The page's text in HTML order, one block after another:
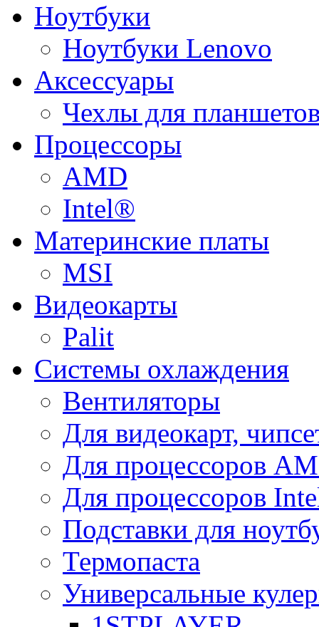
Ноутбуки
Ноутбуки Lenovo
Аксессуары
Чехлы для
Процессоры
AMD
Intel®
Материнские платы
MSI
Видеокарты
Palit
Системы охлаждения
Вентиляторы
Для видеокарт,
Для процессоров
Для процессоров
Подставки для
Термопаста
Универсальные